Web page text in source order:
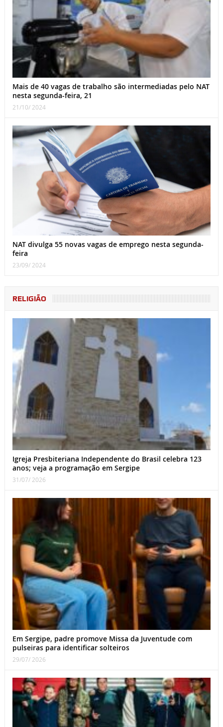
Mais de 40 vagas de trabalho são intermediadas pelo NAT
nesta segunda-feira, 21
21/10/ 2024
NAT divulga 55 novas vagas de emprego nesta segunda-
feira
23/09/ 2024
RELIGIÃO
Igreja Presbiteriana Independente do Brasil celebra 123
anos; veja a programação em Sergipe
31/07/ 2026
Em Sergipe, padre promove Missa da Juventude com
pulseiras para identificar solteiros
29/07/ 2026